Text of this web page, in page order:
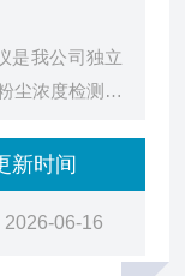
是我公司独立
尘浓度检测测
传感器数据并
，报警和记录
新时间
2026-06-16